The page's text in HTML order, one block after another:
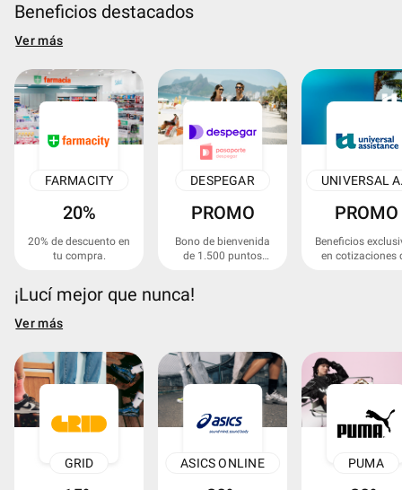
Beneficios destacados
Ver más
FARMACITY
20%
20% de descuento en
tu compra.
DESPEGAR
PROMO
Bono de bienvenida
de 1.500 puntos
PROMO
Beneficios
en cotizaciones
¡Lucí mejor que nunca!
Ver más
GRID ASICS ONLINE PUMA